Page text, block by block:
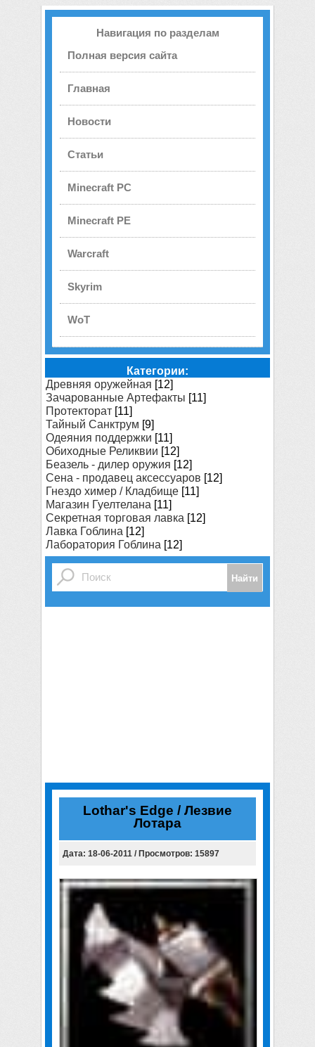
Навигация по разделам
Полная версия сайта
Главная
Новости
Статьи
Minecraft PC
Minecraft PE
Warcraft
Skyrim
WoT
Категории:
Древняя оружейная [12]
Зачарованные Артефакты [11]
Протекторат [11]
Тайный Санктрум [9]
Одеяния поддержки [11]
Обиходные Реликвии [12]
Беазель - дилер оружия [12]
Сена - продавец аксессуаров [12]
Гнездо химер / Кладбище [11]
Магазин Гуелтелана [11]
Секретная торговая лавка [12]
Лавка Гоблина [12]
Лаборатория Гоблина [12]
Lothar's Edge / Лезвие
Лотара
Дата: 18-06-2011 / Просмотров: 15897